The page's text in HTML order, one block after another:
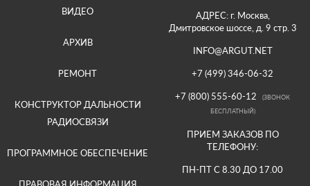
ВИДЕО
АРХИВ
РЕМОНТ
КОНСТРУКТОР ДАЛЬНОСТИ
РАДИОСВЯЗИ
ПРОГРАММНОЕ ОБЕСПЕЧЕНИЕ
АДРЕС: г. Москва,
Дмитровское шоссе, д. 9 стр. 3
INFO@ARGUT.NET
+7 (499) 346-06-32
+7 (800) 555-60-12
(ЗВОНОК
БЕСПЛАТНЫЙ)
ПРИЕМ ЗАКАЗОВ ПО
ТЕЛЕФОНУ:
ПН-ПТ С 8.30 ДО 17.00